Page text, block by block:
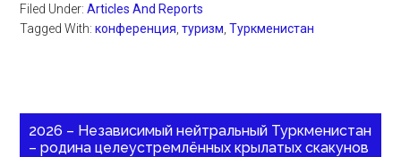
Filed Under:Articles And Reports
Tagged With:конференция ,туризм ,Туркменистан
2026 – Независимый нейтральный Туркменистан
– родина целеустремлённых крылатых скакунов